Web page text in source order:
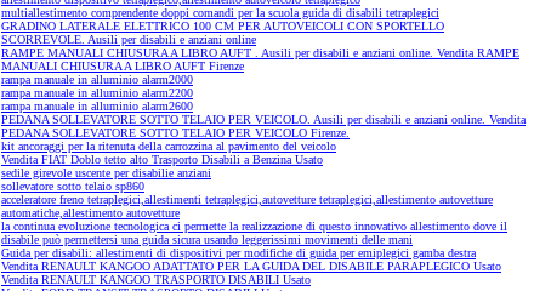
multiallestimento comprendente doppi comandi per la scuola guida di disabili tetraplegici
GRADINO LATERALE ELETTRICO 100 CM PER AUTOVEICOLI CON SPORTELLO
SCORREVOLE. Ausili per disabili e anziani online
RAMPE MANUALI CHIUSURA A LIBRO AUFT . Ausili per disabili e anziani online. Vendita RAMPE
MANUALI CHIUSURA A LIBRO AUFT Firenze
rampa manuale in alluminio alarm2000
rampa manuale in alluminio alarm2200
rampa manuale in alluminio alarm2600
PEDANA SOLLEVATORE SOTTO TELAIO PER VEICOLO. Ausili per disabili e anziani online. Vendita
PEDANA SOLLEVATORE SOTTO TELAIO PER VEICOLO Firenze.
kit ancoraggi per la ritenuta della carrozzina al pavimento del veicolo
Vendita FIAT Doblo tetto alto Trasporto Disabili a Benzina Usato
sedile girevole uscente per disabilie anziani
sollevatore sotto telaio sp860
acceleratore freno tetraplegici,allestimenti tetraplegici,autovetture tetraplegici,allestimento autovetture
automatiche,allestimento autovetture
la continua evoluzione tecnologica ci permette la realizzazione di questo innovativo allestimento dove il
disabile può permettersi una guida sicura usando leggerissimi movimenti delle mani
Guida per disabili: allestimenti di dispositivi per modifiche di guida per emiplegici gamba destra
Vendita RENAULT KANGOO ADATTATO PER LA GUIDA DEL DISABILE PARAPLEGICO Usato
Vendita RENAULT KANGOO TRASPORTO DISABILI Usato